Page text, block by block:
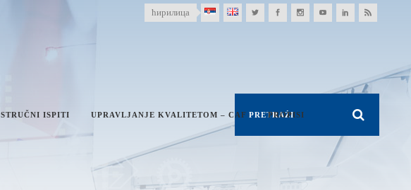
ћирилица
STRUČNI ISPITI UPRAVLJANJE KVALITETOM – CAF PROPISI